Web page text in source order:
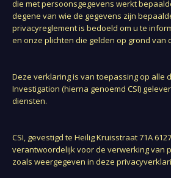
die met persoonsgegevens werkt
degene van wie de gegevens zijn
privacyreglement is bedoeld om u te
en onze plichten die gelden op grond van
Deze verklaring is van toepassing op alle
Investigation (hierna genoemd CSI)
diensten.
CSI, gevestigd te Heilig Kruisstraat 71A
verantwoordelijk voor de verwerking van
zoals weergegeven in deze